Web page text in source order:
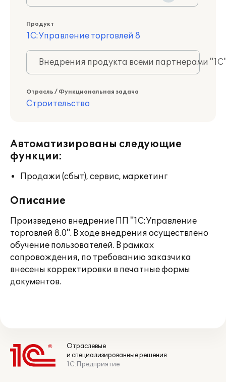
Продукт
1С:Управление торговлей 8
Внедрения продукта всеми партнерами
Отрасль / Функциональная задача
Строительство
Автоматизированы следующие
функции:
Продажи (сбыт), сервис, маркетинг
Описание
Произведено внедрение ПП "1С:Управление
торговлей 8.0". В ходе внедрения осуществлено
обучение пользователей. В рамках
сопровождения, по требованию заказчика
внесены корректировки в печатные формы
документов.
Отраслевые
и специализированные решения
1С:Предприятие